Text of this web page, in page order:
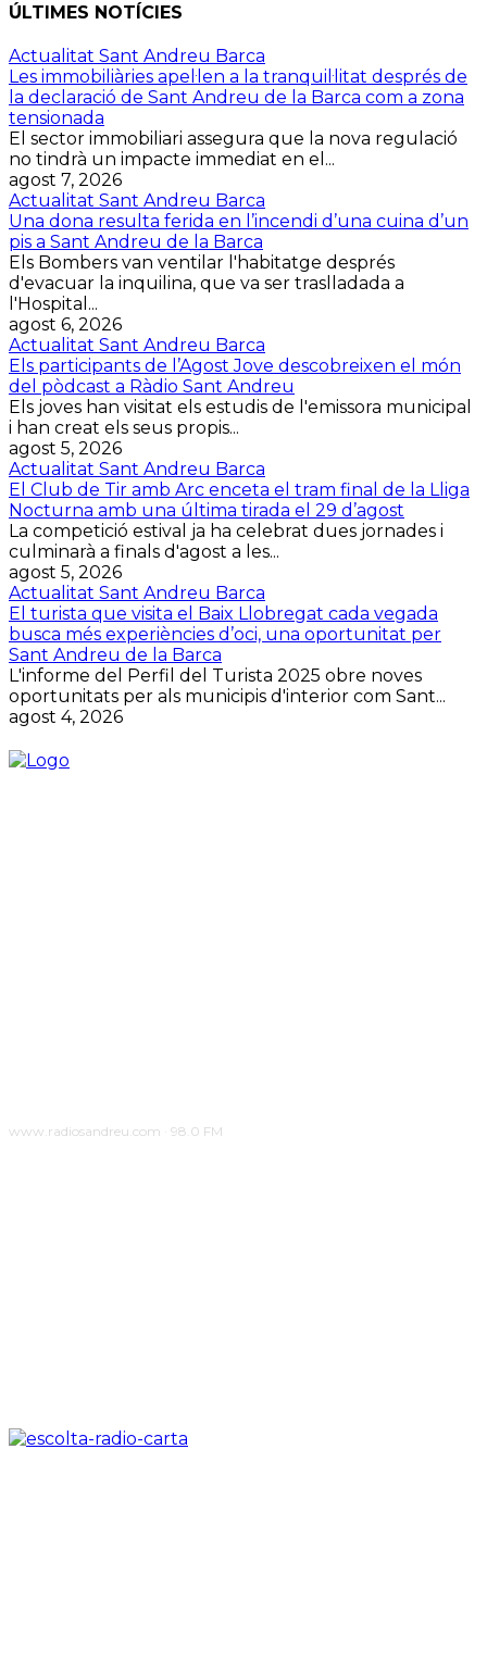
ÚLTIMES NOTÍCIES
Actualitat Sant Andreu Barca
Les immobiliàries apel·len a la tranquil·litat després de
la declaració de Sant Andreu de la Barca com a zona
tensionada
El sector immobiliari assegura que la nova regulació
no tindrà un impacte immediat en el...
agost 7, 2026
Actualitat Sant Andreu Barca
Una dona resulta ferida en l’incendi d’una cuina d’un
pis a Sant Andreu de la Barca
Els Bombers van ventilar l'habitatge després
d'evacuar la inquilina, que va ser traslladada a
l'Hospital...
agost 6, 2026
Actualitat Sant Andreu Barca
Els participants de l’Agost Jove descobreixen el món
del pòdcast a Ràdio Sant Andreu
Els joves han visitat els estudis de l'emissora municipal
i han creat els seus propis...
agost 5, 2026
Actualitat Sant Andreu Barca
El Club de Tir amb Arc enceta el tram final de la Lliga
Nocturna amb una última tirada el 29 d’agost
La competició estival ja ha celebrat dues jornades i
culminarà a finals d'agost a les...
agost 5, 2026
Actualitat Sant Andreu Barca
El turista que visita el Baix Llobregat cada vegada
busca més experiències d’oci, una oportunitat per
Sant Andreu de la Barca
L'informe del Perfil del Turista 2025 obre noves
oportunitats per als municipis d'interior com Sant...
agost 4, 2026
www.radiosandreu.com · 98.0 FM